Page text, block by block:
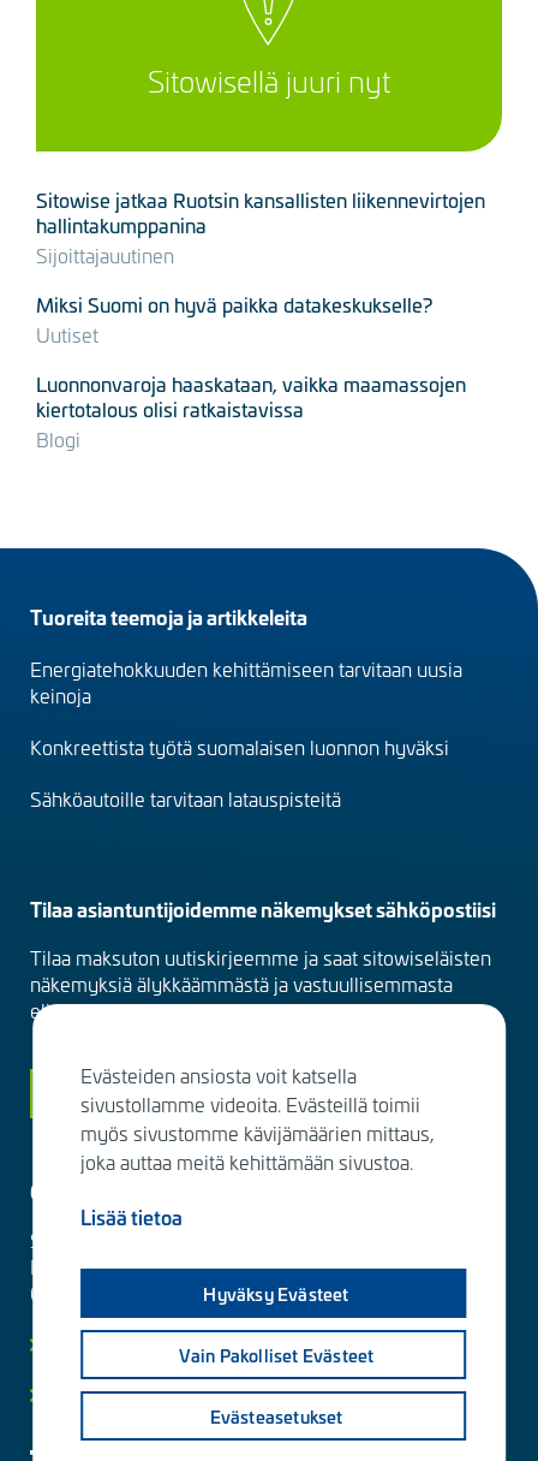
Sitowisellä juuri nyt
Sitowise jatkaa Ruotsin kansallisten liikennevirtojen
hallintakumppanina
Sijoittajauutinen
Miksi Suomi on hyvä paikka datakeskukselle?
Uutiset
Luonnonvaroja haaskataan, vaikka maamassojen
kiertotalous olisi ratkaistavissa
Blogi
Footer
menu
(fi)
Tuoreita teemoja ja artikkeleita
Energiatehokkuuden kehittämiseen tarvitaan uusia
keinoja
Konkreettista työtä suomalaisen luonnon hyväksi
Sähköautoille tarvitaan latauspisteitä
Tilaa asiantuntijoidemme näkemykset sähköpostiisi
Tilaa maksuton uutiskirjeemme ja saat sitowiseläisten
näkemyksiä älykkäämmästä ja vastuullisemmasta
elinympäristöstä suoraan sähköpostiisi kuukausittain.
Siirry tilaamaan
Ota yhteyttä
Sitowise Group Oyj
Linnoitustie 6 D
02600 Espoo, Finland
Lisää yhteystietoja
Yksityisyydensuoja ja tietosuojaselosteet
Evästeiden ansiosta voit katsella
sivustollamme videoita. Evästeillä toimii
myös sivustomme kävijämäärien mittaus,
joka auttaa meitä kehittämään sivustoa.
Lisää tietoa
Hyväksy Evästeet
Vain Pakolliset Evästeet
Evästeasetukset